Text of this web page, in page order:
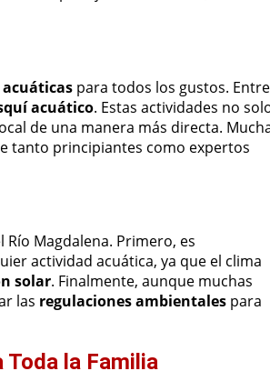
para todos los gustos. Entre
acuático. Estas actividades no
de una manera más directa.
tanto principiantes como expertos
Magdalena. Primero, es
actividad acuática, ya que el clima
solar. Finalmente, aunque muchas
las regulaciones ambientales para
la Familia